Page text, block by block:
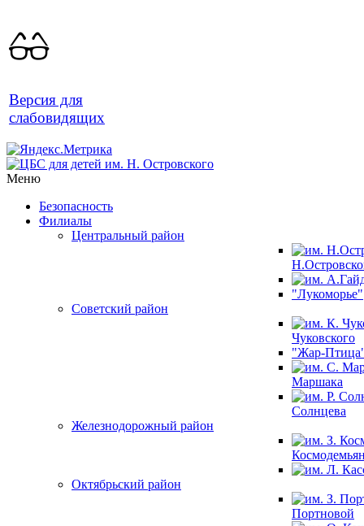
Версия для
слабовидящих
Меню
Безопасность
Филиалы
Центральный район
"Лукоморье"
Советский район
Чуковского
"Жар-
Маршака
Солнцева
Железнодорожный район
Октябрьский район
Портновой